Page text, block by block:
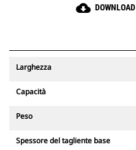
cloud_download DOWNLOAD
Larghezza
Capacità
Peso
Spessore del tagliente base